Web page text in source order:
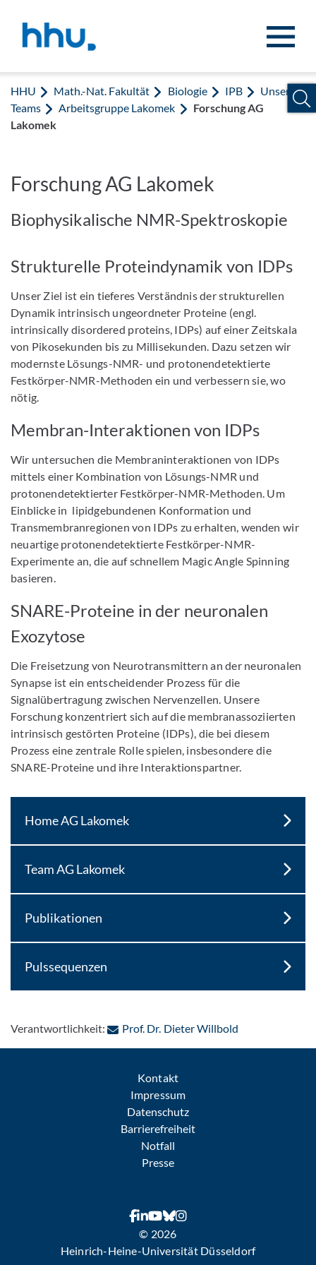
HHU Math.-Nat. Fakultät Biologie IPB
Unsere
Teams
Arbeitsgruppe Lakomek
Forschung AG
Lakomek
Forschung AG Lakomek
Biophysikalische NMR-Spektroskopie
Strukturelle Proteindynamik von IDPs
Unser Ziel ist ein tieferes Verständnis der strukturellen
Dynamik intrinsisch ungeordneter Proteine (engl.
intrinsically disordered proteins, IDPs) auf einer Zeitskala
von Pikosekunden bis zu Millisekunden. Dazu setzen wir
modernste Lösungs-NMR- und protonendetektierte
Festkörper-NMR-Methoden ein und verbessern sie, wo
nötig.
Membran-Interaktionen von IDPs
Wir untersuchen die Membraninteraktionen von IDPs
mittels einer Kombination von Lösungs-NMR und
protonendetektierter Festkörper-NMR-Methoden. Um
Einblicke in lipidgebundenen Konformation und
Transmembranregionen von IDPs zu erhalten, wenden wir
neuartige protonendetektierte Festkörper-NMR-
Experimente an, die auf schnellem Magic Angle Spinning
basieren.
SNARE-Proteine in der neuronalen
Exozytose
Die Freisetzung von Neurotransmittern an der neuronalen
Synapse ist ein entscheidender Prozess für die
Signalübertragung zwischen Nervenzellen. Unsere
Forschung konzentriert sich auf die membranassoziierten
intrinsisch gestörten Proteine (IDPs), die bei diesem
Prozess eine zentrale Rolle spielen, insbesondere die
SNARE-Proteine und ihre Interaktionspartner.
Home AG Lakomek
Team AG Lakomek
Publikationen
Pulssequenzen
Verantwortlichkeit: Prof. Dr. Dieter Willbold: Per E-Mail
Kontakt
Impressum
Datenschutz
Barrierefreiheit
Notfall
Presse
© 2026
Heinrich-Heine-Universität Düsseldorf